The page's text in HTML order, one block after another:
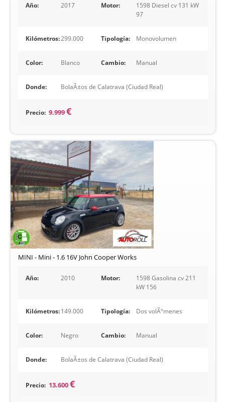
Año: 2017 Motor:
1598 Diesel cv 131 kW
97
Kilómetros:299.000 Tipología: Monovolumen
Color: Blanco Cambio: Manual
Donde: BolaÃ±os de Calatrava (Ciudad Real)
Precio: 9.999€
MINI - Mini - 1.6 16V John Cooper Works
Año: 2010 Motor:
1598 Gasolina cv 211
kW 156
Kilómetros:149.000 Tipología: Dos volÃºmenes
Color: Negro Cambio: Manual
Donde: BolaÃ±os de Calatrava (Ciudad Real)
Precio: 13.600€